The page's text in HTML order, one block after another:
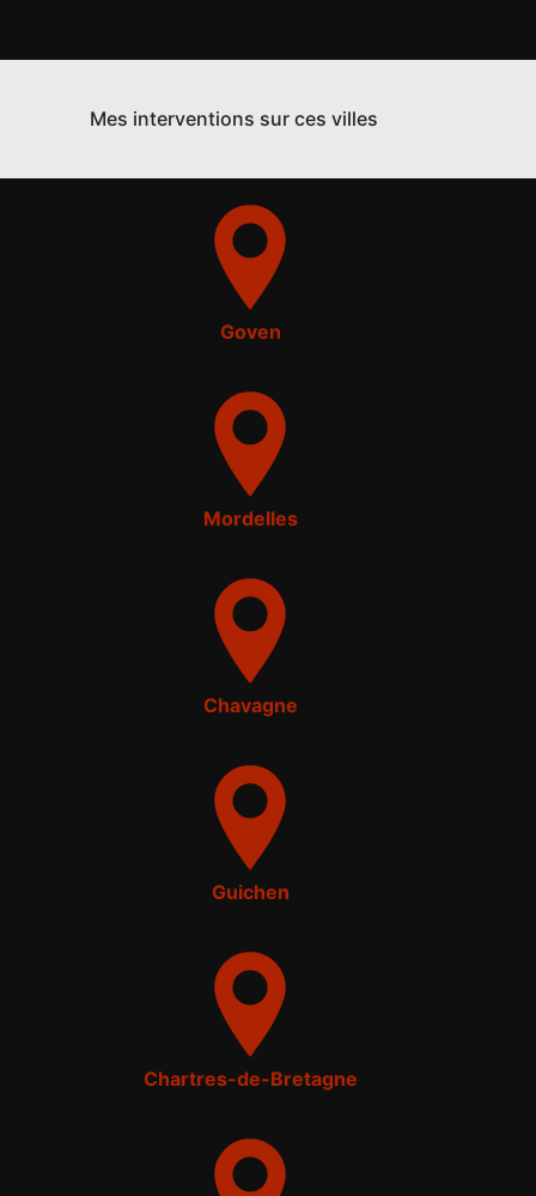
Mes interventions sur ces villes
Goven
Mordelles
Chavagne
Guichen
Chartres-de-Bretagne